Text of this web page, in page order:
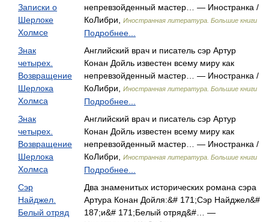
Записки о
Шерлоке
Холмсе
непревзойденный мастер… — Иностранка /
КоЛибри,
Иностранная литература. Большие книги
Подробнее...
Знак
четырех.
Возвращение
Шерлока
Холмса
Английский врач и писатель сэр Артур
Конан Дойль известен всему миру как
непревзойденный мастер… — Иностранка /
КоЛибри,
Иностранная литература. Большие книги
Подробнее...
Знак
четырех.
Возвращение
Шерлока
Холмса
Английский врач и писатель сэр Артур
Конан Дойль известен всему миру как
непревзойденный мастер… — Иностранка /
КоЛибри,
Иностранная литература. Большие книги
Подробнее...
Сэр
Найджел.
Белый отряд
Два знаменитых исторических романа сэра
Артура Конан Дойля:&# 171;Сэр Найджел&#
187;и&# 171;Белый отряд&#… —